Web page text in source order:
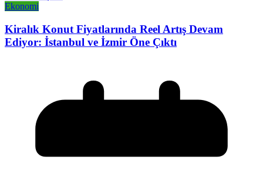
Ekonomi
Kiralık Konut Fiyatlarında Reel Artış Devam
Ediyor: İstanbul ve İzmir Öne Çıktı